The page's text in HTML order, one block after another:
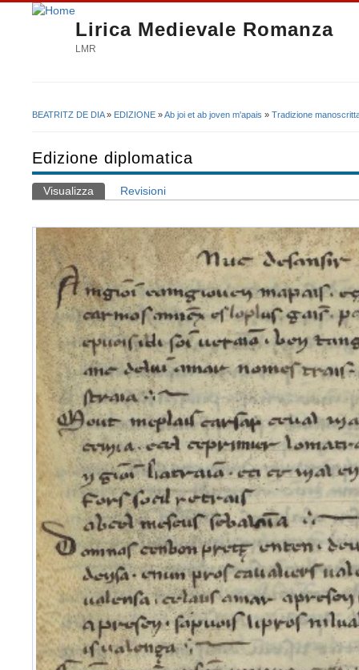
Lirica Medievale Romanza
LMR
BEATRITZ DE DIA» EDIZIONE »Ab joi et ab joven m'apais » Tradizione
Edizione diplomatica
Schede primarie
Visualizza (scheda attiva)
Revisioni